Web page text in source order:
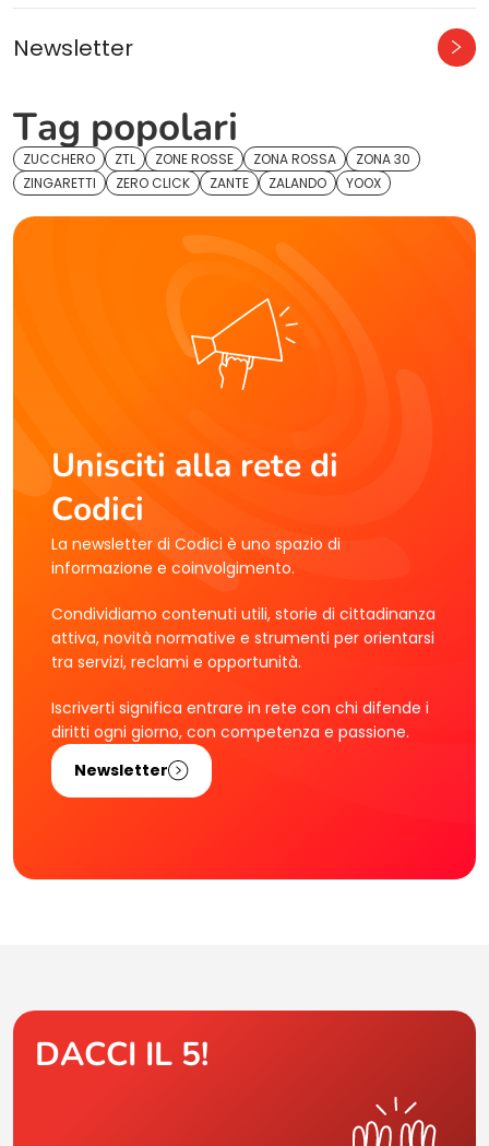
Newsletter
Tag popolari
ZUCCHERO ZTL ZONE ROSSE ZONA ROSSA
ZONA 30
ZINGARETTI
ZERO CLICK ZANTE ZALANDO YOOX
Unisciti alla rete di
Codici
La newsletter di Codici è uno spazio di
informazione e coinvolgimento.
Condividiamo contenuti utili, storie di cittadinanza
attiva, novità normative e strumenti per orientarsi
tra servizi, reclami e opportunità.
Iscriverti significa entrare in rete con chi difende i
diritti ogni giorno, con competenza e passione.
Newsletter
DACCI IL 5!